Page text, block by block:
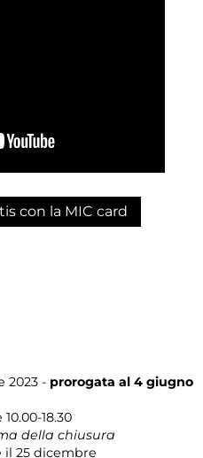
con la MIC card
2023 - prorogata al 4 giugno
18.30
della chiusura
il 25 dicembre